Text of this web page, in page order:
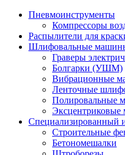
Пневмоинструменты
Компрессоры
Распылители для
Шлифовальные
Граверы
Болгарки (УШМ)
Вибрационные
Ленточные
Полировальные
Специализированный
Строительные
Бетономешалки